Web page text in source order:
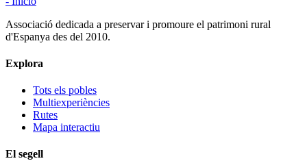
Associació dedicada a preservar i promoure el patrimoni rural
d'Espanya des del 2010.
Explora
Tots els pobles
Multiexperiències
Rutes
Mapa interactiu
El segell